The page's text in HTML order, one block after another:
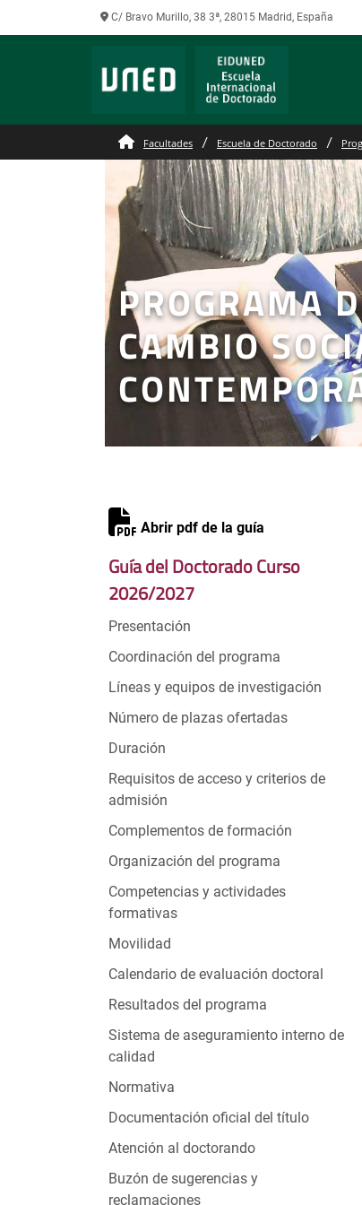
C/ Bravo Murillo, 38 3ª, 28015 Madrid, España
Facultades Escuela de Doctorado
PROGRAMA
CAMBIO
Abrir pdf de la guía
Guía del Doctorado Curso
2026/2027
Presentación
Coordinación del programa
Líneas y equipos de investigación
Número de plazas ofertadas
Duración
Requisitos de acceso y criterios de
admisión
Complementos de formación
Organización del programa
Competencias y actividades
formativas
Movilidad
Calendario de evaluación doctoral
Resultados del programa
Sistema de aseguramiento interno de
calidad
Normativa
Documentación oficial del título
Atención al doctorando
Buzón de sugerencias y
reclamaciones